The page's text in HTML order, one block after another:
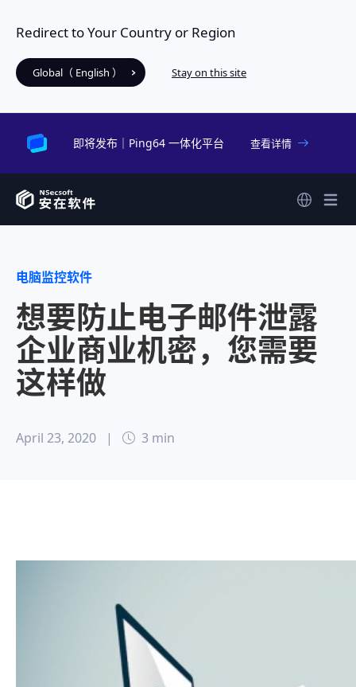
Redirect to Your Country or Region
Global（ English ） Stay on this site
即将发布｜Ping64 一体化平台 查看详情
电脑监控软件
想要防止电子邮件泄露
企业商业机密，您需要
这样做
April 23, 2020 | 3 min